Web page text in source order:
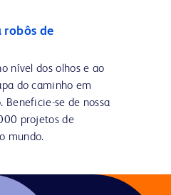
robôs de
nível dos olhos e ao
do caminho em
Beneficie-se de nossa
projetos de
mundo.